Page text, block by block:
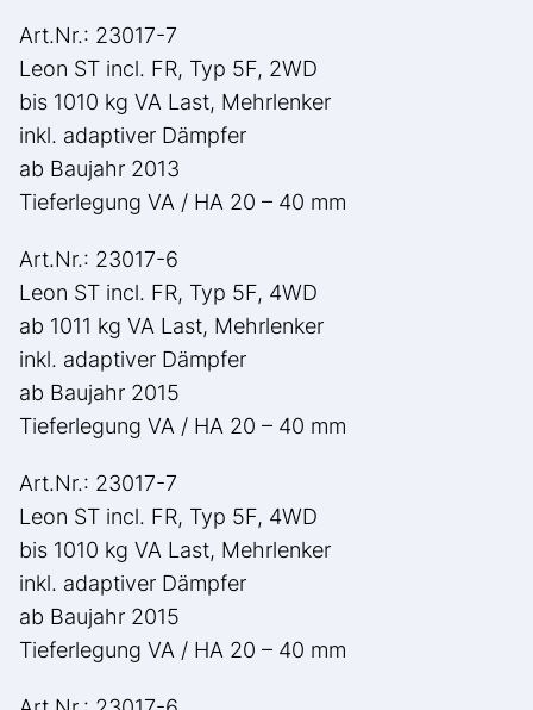
Art.Nr.: 23017-7
Leon ST incl. FR, Typ 5F, 2WD
bis 1010 kg VA Last, Mehrlenker
inkl. adaptiver Dämpfer
ab Baujahr 2013
Tieferlegung VA / HA 20 – 40 mm
Art.Nr.: 23017-6
Leon ST incl. FR, Typ 5F, 4WD
ab 1011 kg VA Last, Mehrlenker
inkl. adaptiver Dämpfer
ab Baujahr 2015
Tieferlegung VA / HA 20 – 40 mm
Art.Nr.: 23017-7
Leon ST incl. FR, Typ 5F, 4WD
bis 1010 kg VA Last, Mehrlenker
inkl. adaptiver Dämpfer
ab Baujahr 2015
Tieferlegung VA / HA 20 – 40 mm